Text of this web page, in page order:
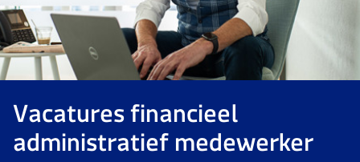
Contact
Vacatures financieel
administratief medewerker